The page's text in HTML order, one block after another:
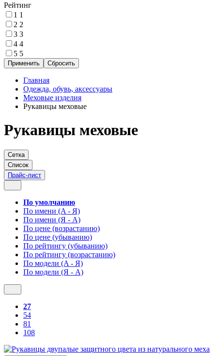
Рейтинг
1 1
2 2
3 3
4 4
5 5
Главная
Одежда, обувь, аксессуары
Меховые изделия
Рукавицы меховые
Рукавицы меховые
Сетка
Список
Прайс-лист
По умолчанию
По имени (A - Я)
По имени (Я - A)
По цене (возрастанию)
По цене (убыванию)
По рейтингу (убыванию)
По рейтингу (возрастанию)
По модели (A - Я)
По модели (Я - A)
27
54
81
108